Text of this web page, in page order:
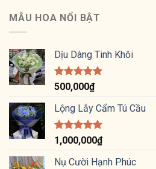
MẪU HOA NỔI BẬT
Dịu Dàng Tinh Khôi
Được xếp
hạng
5.00
5 sao
500,000₫
Lộng Lẫy Cẩm Tú Cầu
Được xếp
hạng 5.00
5 sao
1,000,000₫
Nụ Cười Hạnh Phúc